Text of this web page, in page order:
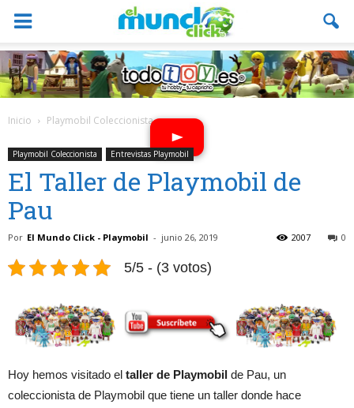
Inicio Playmobil Coleccionista
Playmobil Coleccionista Entrevistas Playmobil
El Taller de Playmobil de
Pau
Por El Mundo Click - Playmobil - junio 26, 2019 0
2007
5/5 - (3 votos)
Hoy hemos visitado el taller de Playmobil de Pau, un
coleccionista de Playmobil que tiene un taller donde hace